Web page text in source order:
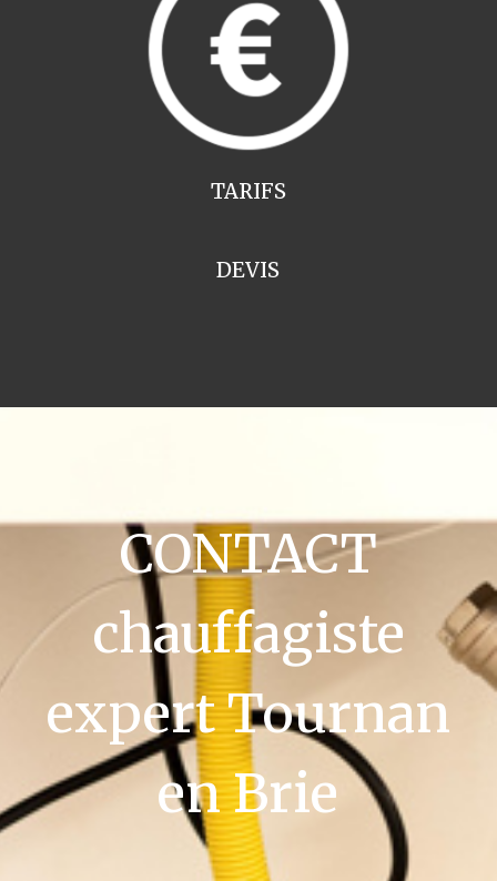
TARIFS
DEVIS
CONTACT
chauffagiste
expert Tournan
en Brie